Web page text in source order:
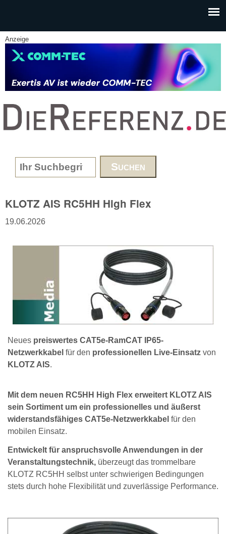
Anzeige
www.DieReferenz.de
Search form
KLOTZ AIS RC5HH High Flex
19.06.2026
Neues preiswertes CAT5e-RamCAT IP65-
Netzwerkkabel für den professionellen Live-Einsatz von
KLOTZ AIS.
Mit dem neuen RC5HH High Flex erweitert KLOTZ AIS
sein Sortiment um ein professionelles und äußerst
widerstandsfähiges CAT5e-Netzwerkkabel für den
mobilen Einsatz.
Entwickelt für anspruchsvolle Anwendungen in der
Veranstaltungstechnik, überzeugt das trommelbare
KLOTZ RC5HH selbst unter schwierigen Bedingungen
stets durch hohe Flexibilität und zuverlässige Performance.